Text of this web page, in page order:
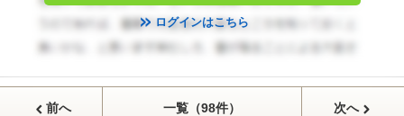
ログインはこちら
前へ 一覧（98件） 次へ